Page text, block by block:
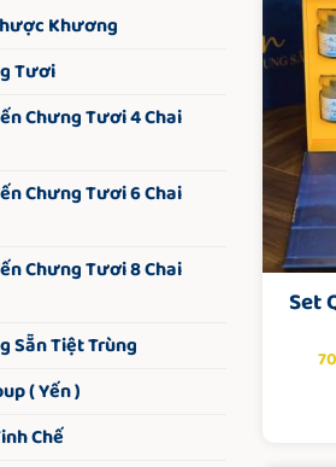
Khương
Tươi
Chưng Tươi 4 Chai
Chưng Tươi 6 Chai
Chưng Tươi 8 Chai
Sẵn Tiệt Trùng
( Yến )
Chế
Set